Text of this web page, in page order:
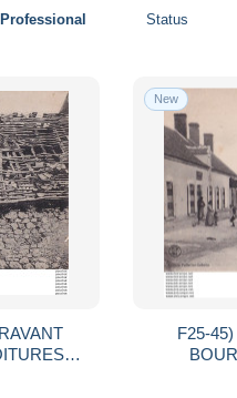
Professional Status
New
F25-
BOURG - COTE EST